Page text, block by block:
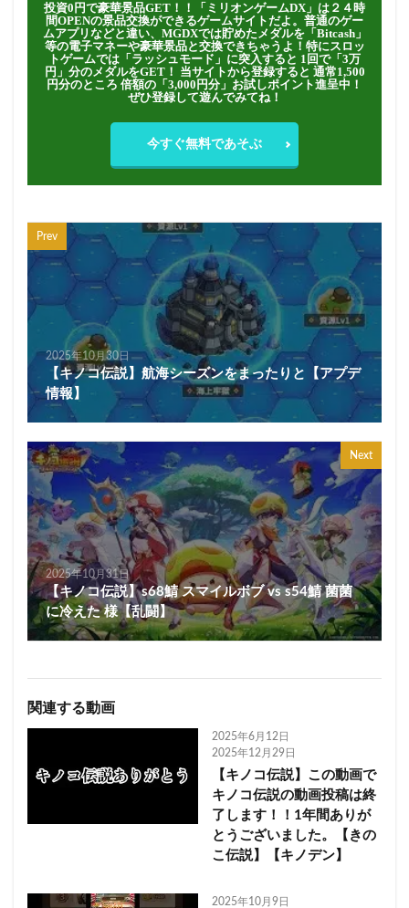
投資0円で豪華景品GET！！「ミリオンゲームDX」は２４時
間OPENの景品交換ができるゲームサイトだよ。普通のゲー
ムアプリなどと違い、MGDXでは貯めたメダルを「Bitcash」
等の電子マネーや豪華景品と交換できちゃうよ！特にスロッ
トゲームでは「ラッシュモード」に突入すると 1回で「3万
円」分のメダルをGET！ 当サイトから登録すると 通常1,500
円分のところ 倍額の「3,000円分」お試しポイント進呈中！
ぜひ登録して遊んでみてね！
今すぐ無料であそぶ
Prev
2025年10月30日
【キノコ伝説】航海シーズンをまったりと【アプデ
情報】
Next
2025年10月31日
【キノコ伝説】s68鯖 スマイルボブ vs s54鯖 菌菌
に冷えた 様【乱闘】
関連する動画
2025年6月12日
2025年12月29日
【キノコ伝説】この動画で
キノコ伝説の動画投稿は終
了します！！1年間ありが
とうございました。【きの
こ伝説】【キノデン】
2025年10月9日